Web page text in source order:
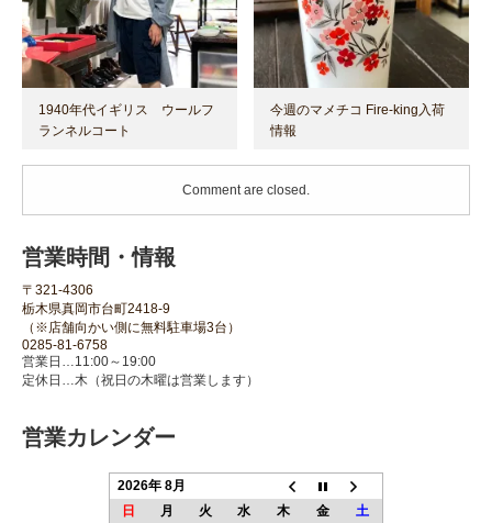
1940年代イギリス ウールフ
ランネルコート
今週のマメチコ Fire-king入荷
情報
Comment are closed.
営業時間・情報
〒321-4306
栃木県真岡市台町2418-9
（※店舗向かい側に無料駐車場3台）
0285-81-6758
営業日…11:00～19:00
定休日…木（祝日の木曜は営業します）
営業カレンダー
2026年 8月
日
月 火 水 木 金
土